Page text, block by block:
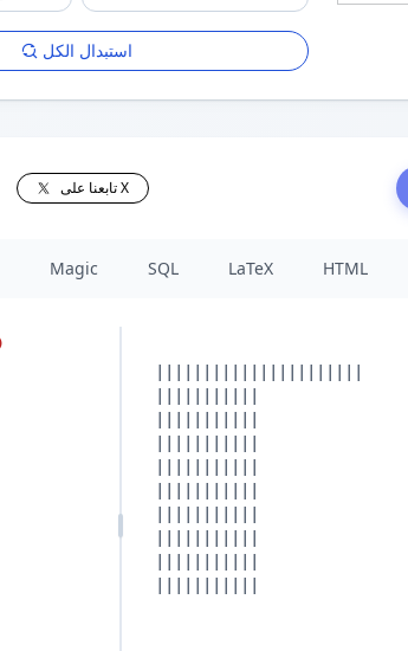
استبدال الكل
تابعنا على X
Magic SQL LaTeX HTML